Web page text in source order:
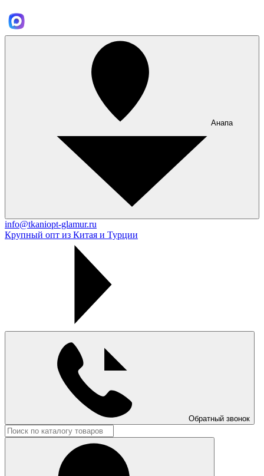
Анапа
info@tkaniopt-glamur.ru
Крупный опт из Китая и Турции
Обратный звонок